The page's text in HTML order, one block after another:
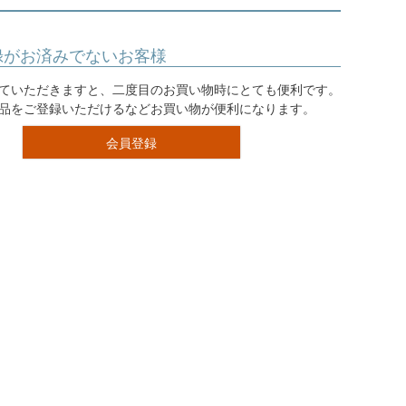
お済みでないお客様
いただきますと、二度目のお買い物時にとても便利です。
をご登録いただけるなどお買い物が便利になります。
会員登録